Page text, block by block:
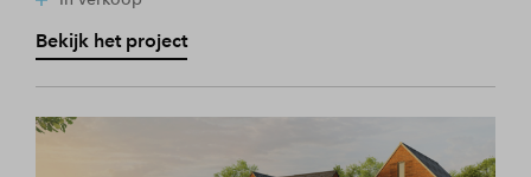
Bekijk het project